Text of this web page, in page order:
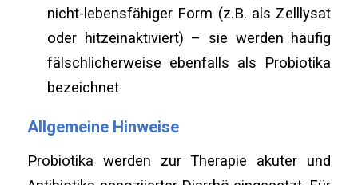
nicht-lebensfähiger Form (z.B. als Zelllysat
oder hitzeinaktiviert) – sie werden häufig
fälschlicherweise ebenfalls als Probiotika
bezeichnet
Allgemeine Hinweise
Probiotika werden zur Therapie akuter und